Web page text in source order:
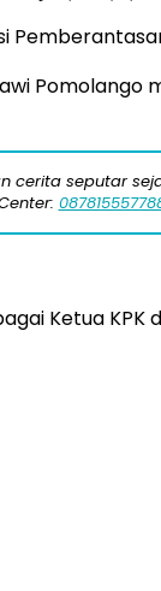
seputar
Ketua KPK